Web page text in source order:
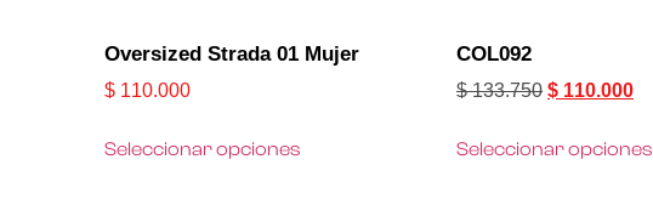
Oversized Strada 01 Mujer
$ 110.000
Seleccionar opciones
COL092
$133.750 $ 110.000
Seleccionar opciones